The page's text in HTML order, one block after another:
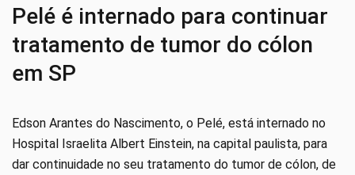
Pelé é internado para continuar
tratamento de tumor do cólon
em SP
Edson Arantes do Nascimento, o Pelé, está internado no
Hospital Israelita Albert Einstein, na capital paulista, para
dar continuidade no seu tratamento do tumor de cólon, de